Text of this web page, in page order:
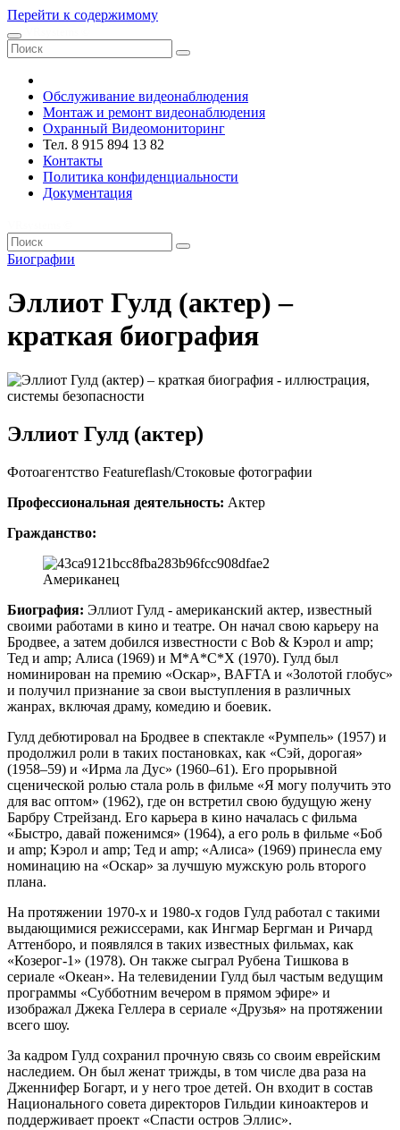
Перейти к содержимому
Обслуживание видеонаблюдения
Монтаж и ремонт видеонаблюдения
Охранный Видеомониторинг
Тел. 8 915 894 13 82
Контакты
Политика конфиденциальности
Документация
Биографии
Эллиот Гулд (актер) –
краткая биография
Эллиот Гулд (актер)
Фотоагентство Featureflash/Стоковые фотографии
Профессиональная деятельность: Актер
Гражданство:
Американец
Биография: Эллиот Гулд - американский актер, известный
своими работами в кино и театре. Он начал свою карьеру на
Бродвее, а затем добился известности с Bob & Кэрол и amp;
Тед и amp; Алиса (1969) и М*А*С*Х (1970). Гулд был
номинирован на премию «Оскар», BAFTA и «Золотой глобус»
и получил признание за свои выступления в различных
жанрах, включая драму, комедию и боевик.
Гулд дебютировал на Бродвее в спектакле «Румпель» (1957) и
продолжил роли в таких постановках, как «Сэй, дорогая»
(1958–59) и «Ирма ла Дус» (1960–61). Его прорывной
сценической ролью стала роль в фильме «Я могу получить это
для вас оптом» (1962), где он встретил свою будущую жену
Барбру Стрейзанд. Его карьера в кино началась с фильма
«Быстро, давай поженимся» (1964), а его роль в фильме «Боб
и amp; Кэрол и amp; Тед и amp; «Алиса» (1969) принесла ему
номинацию на «Оскар» за лучшую мужскую роль второго
плана.
На протяжении 1970-х и 1980-х годов Гулд работал с такими
выдающимися режиссерами, как Ингмар Бергман и Ричард
Аттенборо, и появлялся в таких известных фильмах, как
«Козерог-1» (1978). Он также сыграл Рубена Тишкова в
сериале «Океан». На телевидении Гулд был частым ведущим
программы «Субботним вечером в прямом эфире» и
изображал Джека Геллера в сериале «Друзья» на протяжении
всего шоу.
За кадром Гулд сохранил прочную связь со своим еврейским
наследием. Он был женат трижды, в том числе два раза на
Дженнифер Богарт, и у него трое детей. Он входит в состав
Национального совета директоров Гильдии киноактеров и
поддерживает проект «Спасти остров Эллис».